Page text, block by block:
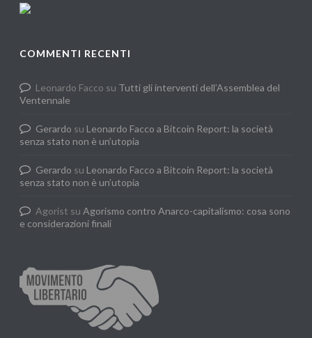
COMMENTI RECENTI
Leonardo Facco su Tutti gli interventi dell’Assemblea del
Ventennale
Gerardo su Leonardo Facco a Bitcoin Report: la società
senza stato non è un’utopia
Gerardo su Leonardo Facco a Bitcoin Report: la società
senza stato non è un’utopia
Agorist suAgorismo contro Anarco-capitalismo: cosa sono
e considerazioni finali